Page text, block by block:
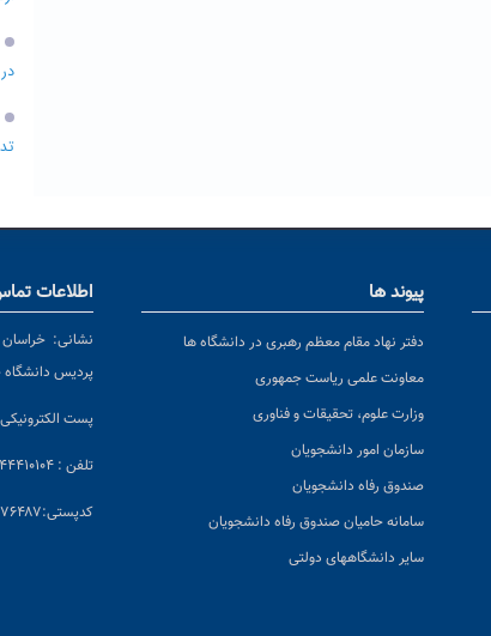
پیوند ها
دفتر نهاد مقام معظم رهبری در دانشگاه ها
معاونت علمی ریاست جمهوری
وزارت علوم، تحقیقات و فناوری
سازمان امور دانشجویان
صندوق رفاه دانشجویان
سامانه حامیان صندوق رفاه دانشجویان
سایر دانشگاههای دولتی
اطلاعات
نشانی:
پردیس
پست
تلفن : ۴۴۴۱۰۱۰۴ -۰۵۱
کدپستی:۹۶۱۷۹۷۶۴۸۷ صندوق پستی:۳۹۷